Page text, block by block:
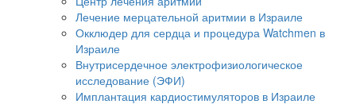
Лечение мерцательной аритмии в Израиле
Окклюдер для сердца и процедура Watchmen в
Израиле
Внутрисердечное электрофизиологическое
исследование (ЭФИ)
Имплантация кардиостимуляторов в Израиле